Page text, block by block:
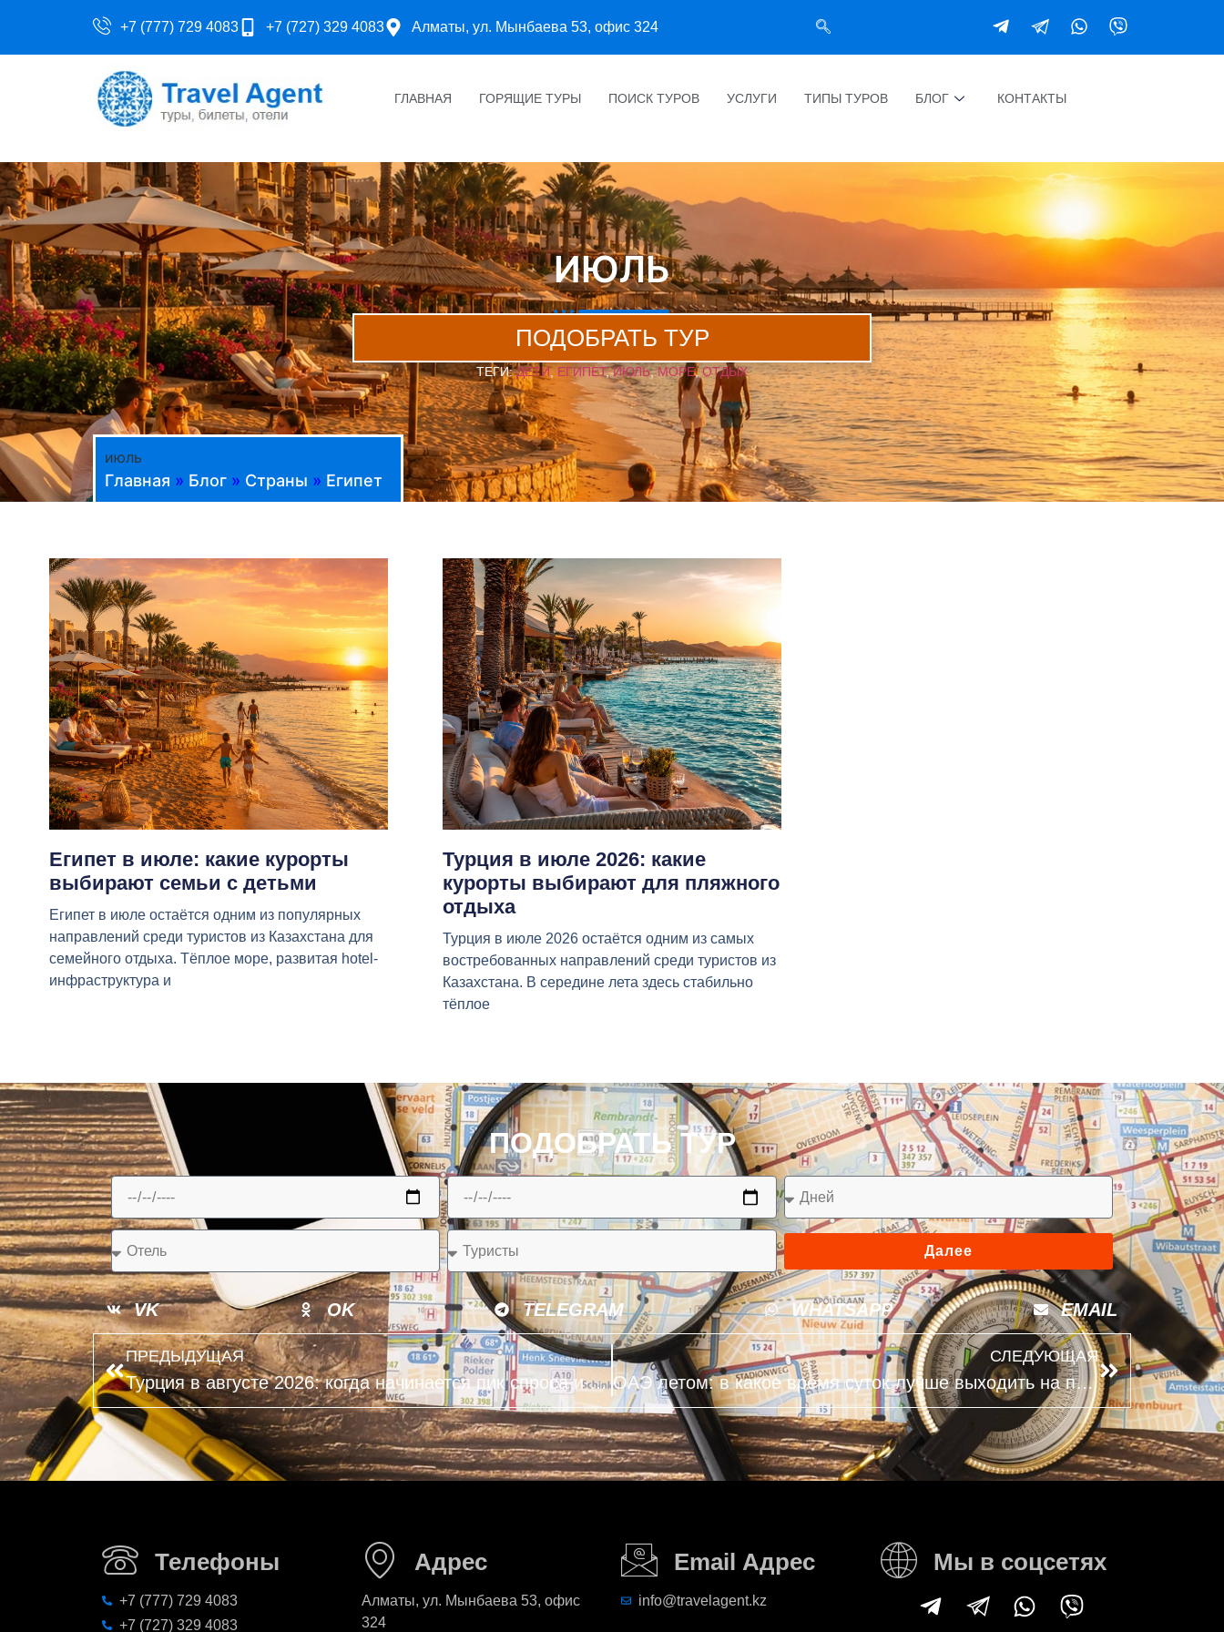
+7 (777) 729 4083 +7 (727) 329 4083 Алматы, ул. Мынбаева 53, офис 324
ГЛАВНАЯ ГОРЯЩИЕ ТУРЫ ПОИСК ТУРОВ УСЛУГИ ТИПЫ ТУРОВ БЛОГ КОНТАКТЫ
ИЮЛЬ
ПОДОБРАТЬ ТУР
ТЕГИ:ДЕТИ,ЕГИПЕТ,ИЮЛЬ,МОРЕ,ОТДЫХ
июль
Главная » Блог » Страны » Египет
Египет в июле: какие курорты
выбирают семьи с детьми
Египет в июле остаётся одним из популярных
направлений среди туристов из Казахстана для
семейного отдыха. Тёплое море, развитая hotel-
инфраструктура и
Турция в июле 2026: какие
курорты выбирают для пляжного
отдыха
Турция в июле 2026 остаётся одним из самых
востребованных направлений среди туристов из
Казахстана. В середине лета здесь стабильно
тёплое
ПОДОБРАТЬ ТУР
Далее
VK OK TELEGRAM WHATSAPP EMAIL
ПРЕДЫДУЩАЯ
Турция в августе 2026: когда начинается пик спроса и рост цен
СЛЕДУЮЩАЯ
ОАЭ летом: в какое время суток лучше выходить на прогулки
Телефоны
+7 (777) 729 4083
+7 (727) 329 4083
Адрес
Алматы, ул. Мынбаева 53, офис
324
Email Адрес
info@travelagent.kz
Мы в соцсетях